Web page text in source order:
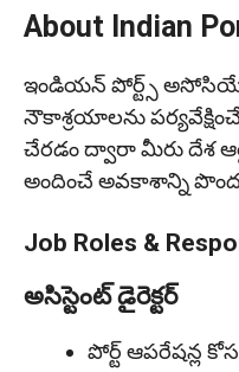
About Indian
ఇండియన్ పోర్ట్స్
నౌకాశ్రయాలను
చేరడం ద్వారా మీరు దేశ
అందించే అవకాశాన్ని
Job Roles &
అసిస్టెంట్ డైరెక్టర్
పోర్ట్ ఆపరేషన్ల